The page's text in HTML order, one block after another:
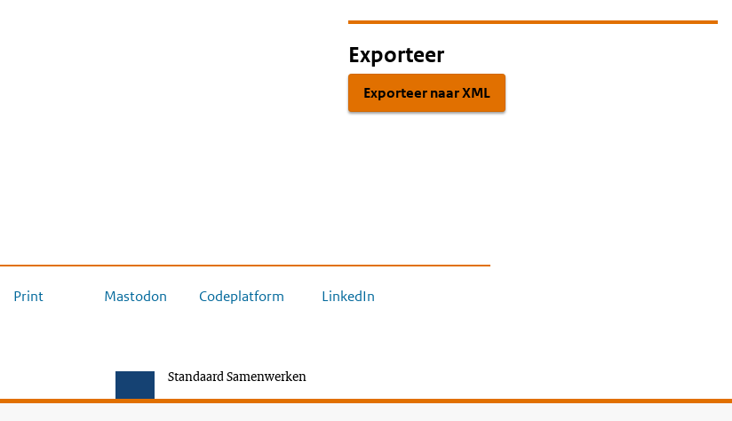
Exporteer
Exporteer naar XML
Print Mastodon Codeplatform LinkedIn
Standaard Samenwerken